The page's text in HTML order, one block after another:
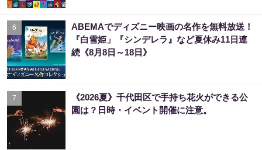
6
ABEMAでディズニー映画の名作を無料放送！
『白雪姫」『シンデレラ』など夏休み11日連
続《8月8日～18日》
7
《2026夏》千代田区で手持ち花火ができる公
園は？日時・イベント開催に注意。